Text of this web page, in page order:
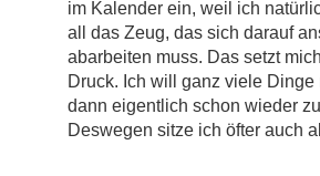
im Kalender ein, weil ich
all das Zeug, das sich darauf
abarbeiten muss. Das setzt
Druck. Ich will ganz viele
dann eigentlich schon wieder
Deswegen sitze ich öfter auch